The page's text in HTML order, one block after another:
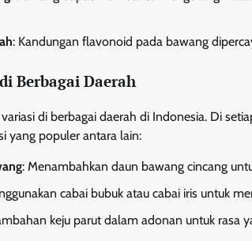
: Kandungan flavonoid pada bawang
Berbagai Daerah
di berbagai daerah di Indonesia. Di
yang populer antara lain:
: Menambahkan daun bawang cincang
cabai bubuk atau cabai iris untuk
keju parut dalam adonan untuk rasa